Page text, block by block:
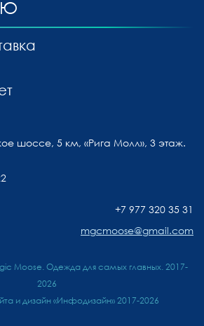
шоссе, 5 км, «Рига Молл», 3 этаж.
+7 977 320 35 31
mgcmoose@gmail.com
Moose. Одежда для самых главных. 2017-
2026
и дизайн «Инфодизайн»2017-2026